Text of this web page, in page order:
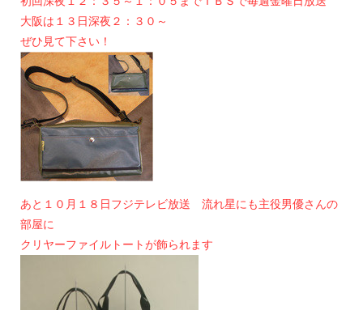
大阪は１３日深夜２：３０～
ぜひ見て下さい！
あと１０月１８日フジテレビ放送 流れ星にも主役男優さんの
部屋に
クリヤーファイルトートが飾られます